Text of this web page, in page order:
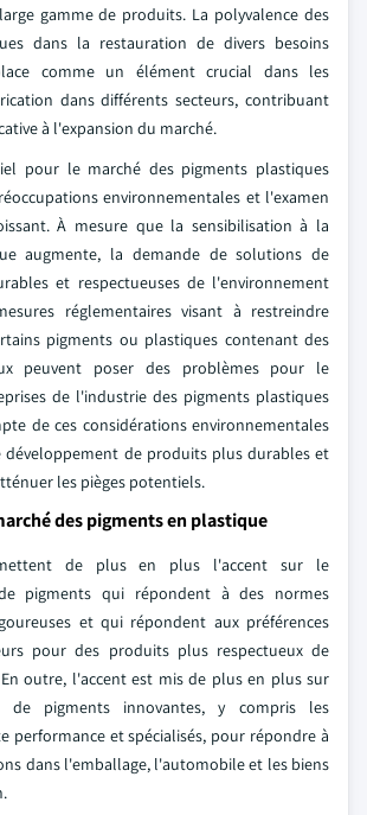
gamme de produits. La polyvalence des
dans la restauration de divers besoins
comme un élément crucial dans les
dans différents secteurs, contribuant
à l'expansion du marché.
pour le marché des pigments plastiques
environnementales et l'examen
À mesure que la sensibilisation à la
augmente, la demande de solutions de
et respectueuses de l'environnement
réglementaires visant à restreindre
pigments ou plastiques contenant des
peuvent poser des problèmes pour le
de l'industrie des pigments plastiques
de ces considérations environnementales
développement de produits plus durables et
les pièges potentiels.
des pigments en plastique
de plus en plus l'accent sur le
pigments qui répondent à des normes
et qui répondent aux préférences
pour des produits plus respectueux de
outre, l'accent est mis de plus en plus sur
de pigments innovantes, y compris les
performance et spécialisés, pour répondre à
dans l'emballage, l'automobile et les biens